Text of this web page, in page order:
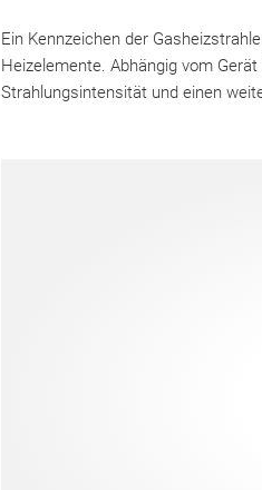
Ein Kennzeichen der
Heizelemente. Abhängig vom
Strahlungsintensität und einen